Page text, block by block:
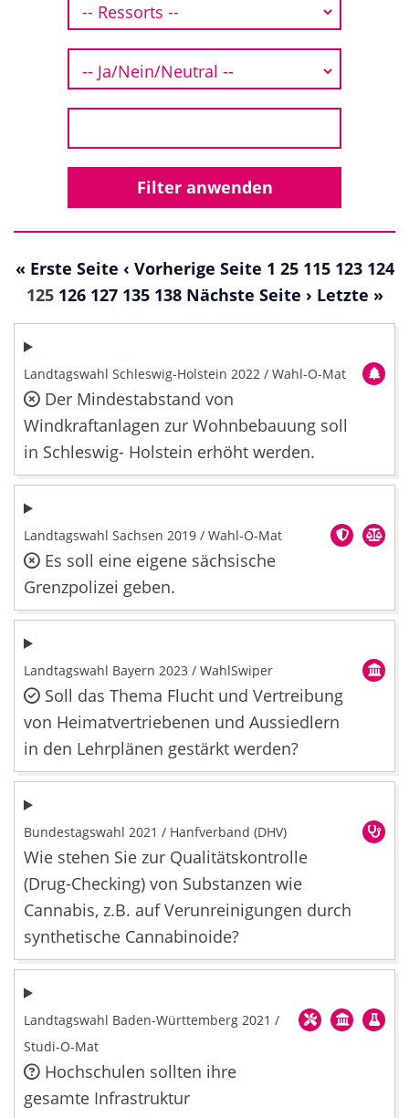
« Erste Seite ‹ Vorherige Seite 1 25 115 123 124
125 126 127 135 138 Nächste Seite › Letzte »
Landtagswahl Schleswig-Holstein 2022 / Wahl-O-Mat
Der Mindestabstand von
Windkraftanlagen zur Wohnbebauung soll
in Schleswig- Holstein erhöht werden.
Landtagswahl Sachsen 2019 / Wahl-O-Mat
Es soll eine eigene sächsische
Grenzpolizei geben.
Landtagswahl Bayern 2023 / WahlSwiper
Soll das Thema Flucht und Vertreibung
von Heimatvertriebenen und Aussiedlern
in den Lehrplänen gestärkt werden?
Bundestagswahl 2021 / Hanfverband (DHV)
Wie stehen Sie zur Qualitätskontrolle
(Drug-Checking) von Substanzen wie
Cannabis, z.B. auf Verunreinigungen durch
synthetische Cannabinoide?
Landtagswahl Baden-Württemberg 2021 /
Studi-O-Mat
Hochschulen sollten ihre
gesamte Infrastruktur